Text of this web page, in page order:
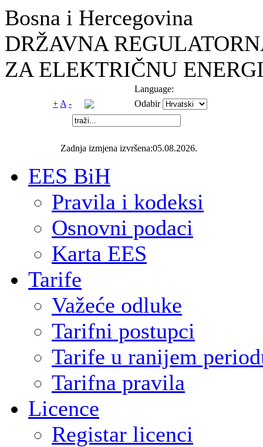
Bosna i Hercegovina
DRŽAVNA
ZA ELEKTRIČNU
Language:
+ A - Odabir
Zadnja izmjena izvršena:05.08.2026.
EES BiH
Pravila i kodeksi
Osnovni podaci
Karta EES
Tarife
Važeće odluke
Tarifni postupci
Tarife u ranijem
Tarifna pravila
Licence
Registar licenci